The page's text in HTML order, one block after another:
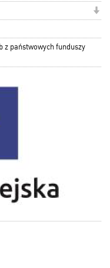
z państwowych funduszy